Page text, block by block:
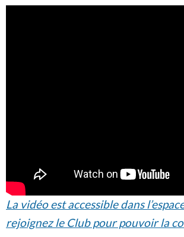
La vidéo est accessible dans
rejoignez le Club pour pouvoir la